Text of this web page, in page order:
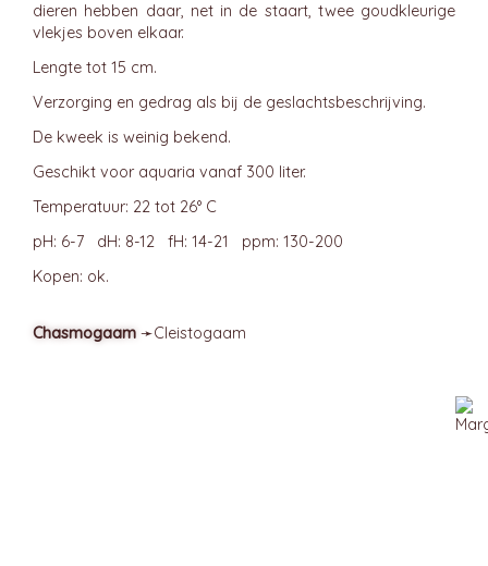
dieren hebben daar, net in de staart, twee goudkleurige
vlekjes boven elkaar.
Lengte tot 15 cm.
Verzorging en gedrag als bij de geslachtsbeschrijving.
De kweek is weinig bekend.
Geschikt voor aquaria vanaf 300 liter.
Temperatuur: 22 tot 26° C
pH: 6-7 dH: 8-12 fH: 14-21 ppm: 130-200
Kopen: ok.
Chasmogaam ➛Cleistogaam